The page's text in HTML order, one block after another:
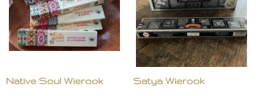
Native Soul Wierook Satya Wierook